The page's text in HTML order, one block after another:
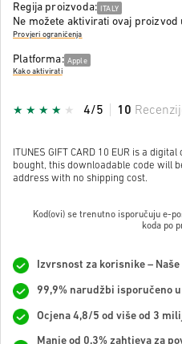
Regija proizvoda: ITALY
Ne možete aktivirati ovaj proizvod
Provjeri ograničenja
Platforma: Apple
Kako aktivirati
4/5 10
ITUNES GIFT CARD 10 EUR is a
bought, this downloadable code will
address with no shipping cost.
Kod(ovi) se trenutno isporučuju e-
koda po
Izvrsnost za korisnike –
99,9% narudžbi isporučeno
Ocjena 4,8/5 od više od 3
Manje od 0,3% zahtjeva za